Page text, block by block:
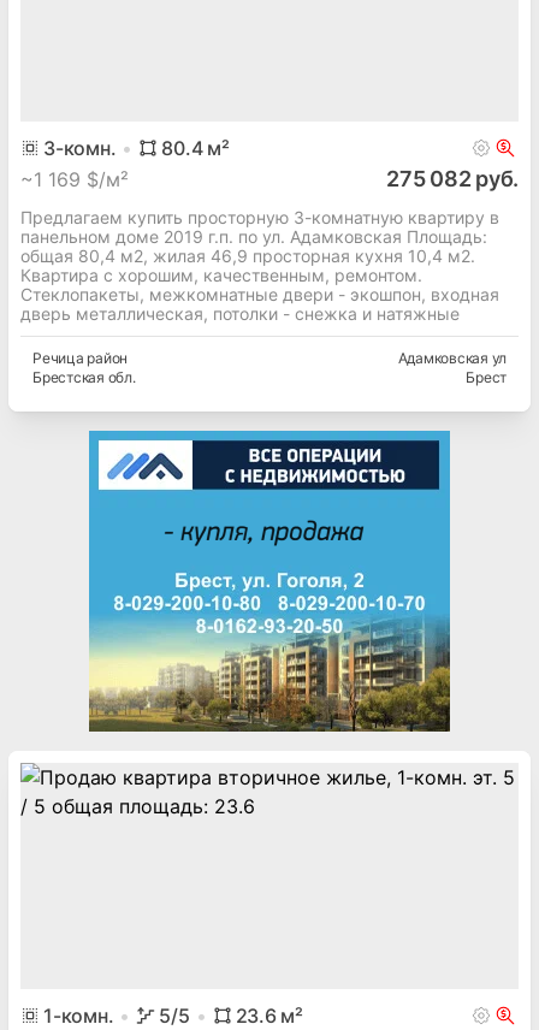
3-комн. 80.4м²
~1 169 $/м² 275 082 руб.
Предлагаем купить просторную 3-комнатную квартиру в
панельном доме 2019 г.п. по ул. Адамковская Площадь:
общая 80,4 м2, жилая 46,9 просторная кухня 10,4 м2.
Квартира с хорошим, качественным, ремонтом.
Стеклопакеты, межкомнатные двери - экошпон, входная
дверь металлическая, потолки - снежка и натяжные
Речица район
Брестская обл.
Адамковская ул
Брест
1-комн. 5/5 23.6м²